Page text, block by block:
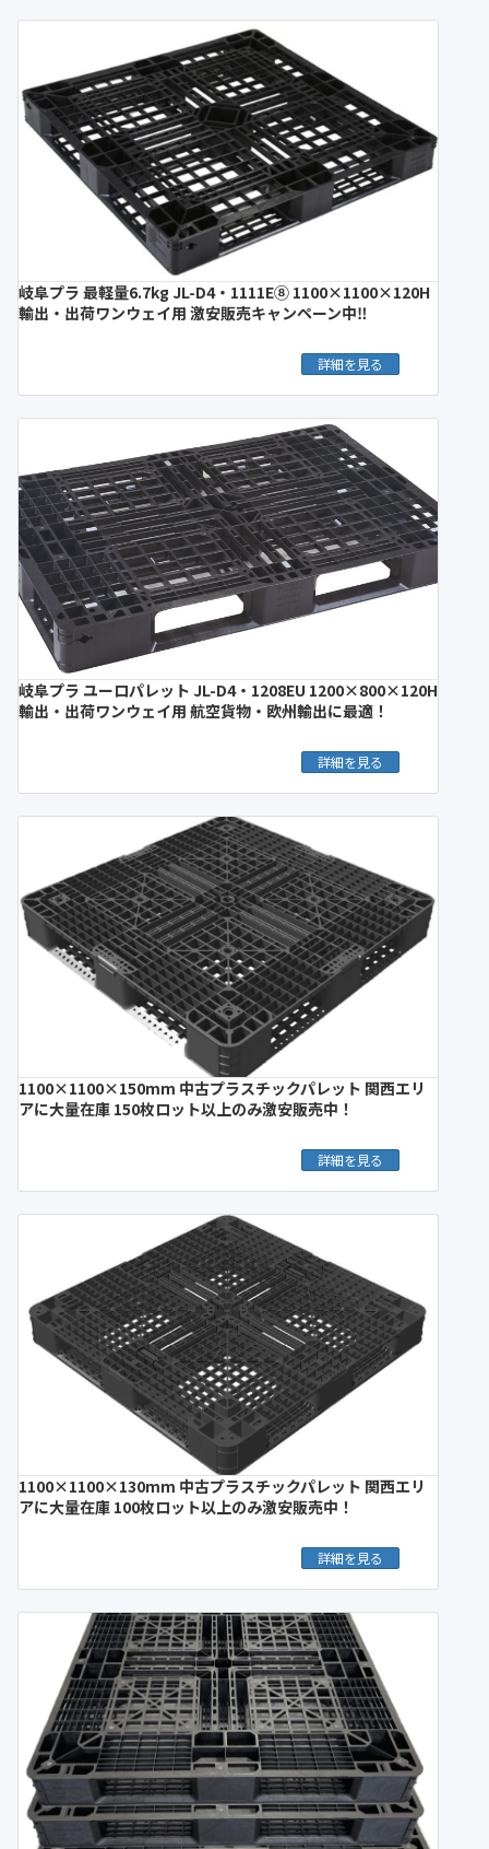
岐阜プラ 最軽量6.7kg JL-D4・1111E⑧ 1100×1100×120H
輸出・出荷ワンウェイ用 激安販売キャンペーン中‼︎
詳細を見る
岐阜プラ ユーロパレット JL-D4・1208EU 1200×800×120H
輸出・出荷ワンウェイ用 航空貨物・欧州輸出に最適！
詳細を見る
1100×1100×150mm 中古プラスチックパレット 関西エリ
アに大量在庫 150枚ロット以上のみ激安販売中！
詳細を見る
1100×1100×130mm 中古プラスチックパレット 関西エリ
アに大量在庫 100枚ロット以上のみ激安販売中！
詳細を見る